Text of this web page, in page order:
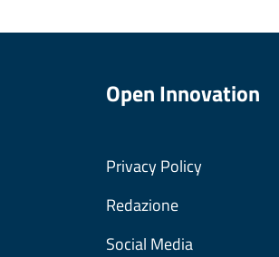
Open Innovation
Privacy Policy
Redazione
Social Media